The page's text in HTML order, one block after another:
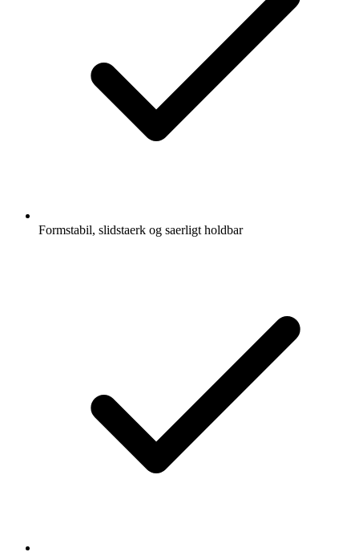
Formstabil, slidstaerk og saerligt holdbar